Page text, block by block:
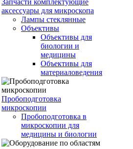
Запчасти комплектующие
аксессуары для микроскопа
Лампы стеклянные
Объективы
Объективы для
биологии и
медицины
Объективы для
материаловедения
Пробоподготовка
микроскопии
Пробоподготовка в
микроскопии для
медицины и биологии